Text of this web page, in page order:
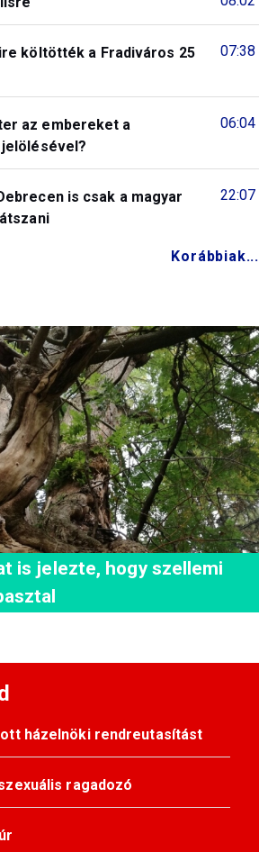
07:38
költötték a Fradiváros 25
06:04
az embereket a
22:07
is csak a magyar
Korábbiak...
is jelezte, hogy szellemi
házelnöki rendreutasítást
ragadozó